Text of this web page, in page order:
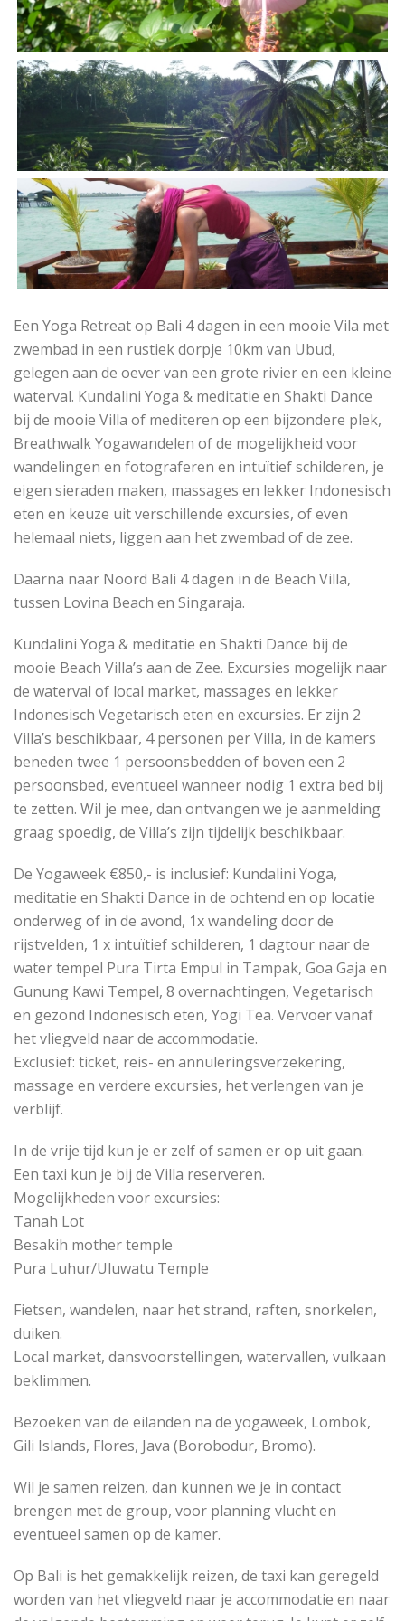
Een Yoga Retreat op Bali 4 dagen in een mooie Vila met
zwembad in een rustiek dorpje 10km van Ubud,
gelegen aan de oever van een grote rivier en een kleine
waterval. Kundalini Yoga & meditatie en Shakti Dance
bij de mooie Villa of mediteren op een bijzondere plek,
Breathwalk Yogawandelen of de mogelijkheid voor
wandelingen en fotograferen en intuïtief schilderen, je
eigen sieraden maken, massages en lekker Indonesisch
eten en keuze uit verschillende excursies, of even
helemaal niets, liggen aan het zwembad of de zee.
Daarna naar Noord Bali 4 dagen in de Beach Villa,
tussen Lovina Beach en Singaraja.
Kundalini Yoga & meditatie en Shakti Dance bij de
mooie Beach Villa’s aan de Zee. Excursies mogelijk naar
de waterval of local market, massages en lekker
Indonesisch Vegetarisch eten en excursies. Er zijn 2
Villa’s beschikbaar, 4 personen per Villa, in de kamers
beneden twee 1 persoonsbedden of boven een 2
persoonsbed, eventueel wanneer nodig 1 extra bed bij
te zetten. Wil je mee, dan ontvangen we je aanmelding
graag spoedig, de Villa’s zijn tijdelijk beschikbaar.
De Yogaweek €850,- is inclusief: Kundalini Yoga,
meditatie en Shakti Dance in de ochtend en op locatie
onderweg of in de avond, 1x wandeling door de
rijstvelden, 1 x intuïtief schilderen, 1 dagtour naar de
water tempel Pura Tirta Empul in Tampak, Goa Gaja en
Gunung Kawi Tempel, 8 overnachtingen, Vegetarisch
en gezond Indonesisch eten, Yogi Tea. Vervoer vanaf
het vliegveld naar de accommodatie.
Exclusief: ticket, reis- en annuleringsverzekering,
massage en verdere excursies, het verlengen van je
verblijf.
In de vrije tijd kun je er zelf of samen er op uit gaan.
Een taxi kun je bij de Villa reserveren.
Mogelijkheden voor excursies:
Tanah Lot
Besakih mother temple
Pura Luhur/Uluwatu Temple
Fietsen, wandelen, naar het strand, raften, snorkelen,
duiken.
Local market, dansvoorstellingen, watervallen, vulkaan
beklimmen.
Bezoeken van de eilanden na de yogaweek, Lombok,
Gili Islands, Flores, Java (Borobodur, Bromo).
Wil je samen reizen, dan kunnen we je in contact
brengen met de group, voor planning vlucht en
eventueel samen op de kamer.
Op Bali is het gemakkelijk reizen, de taxi kan geregeld
worden van het vliegveld naar je accommodatie en naar